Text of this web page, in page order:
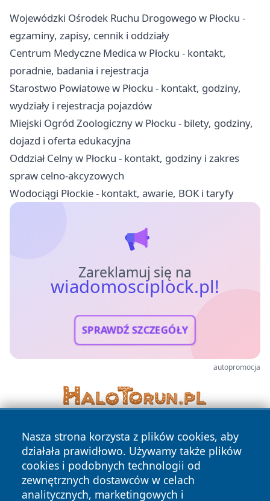
Wojewódzki Ośrodek Ruchu Drogowego w Płocku -
egzaminy, zapisy, cennik i oddziały
Centrum Medyczne Medica w Płocku - kontakt,
poradnie, badania i rejestracja
Starostwo Powiatowe w Płocku - kontakt, godziny,
wydziały i rejestracja pojazdów
Miejski Ogród Zoologiczny w Płocku - bilety, godziny,
dojazd i oferta edukacyjna
Oddział Celny w Płocku - kontakt, godziny i zakres
spraw celno-akcyzowych
Wodociągi Płockie - kontakt, awarie, BOK i taryfy
Zareklamuj się na
wiadomosciplock.pl!
SPRAWDŹ SZCZEGÓŁY
autopromocja
Nasza strona korzysta z plików cookies, aby
działała prawidłowo. Używamy także plików
cookies i podobnych technologii od
zewnętrznych dostawców w celach
analitycznych, marketingowych i